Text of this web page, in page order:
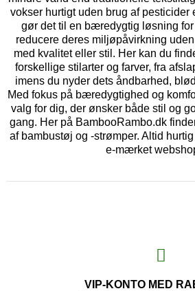
vokser hurtigt uden brug af pesticider
gør det til en bæredygtig løsning
reducere deres miljøpåvirkning
med kvalitet eller stil. Her kan du
forskellige stilarter og farver, fra
imens du nyder dets åndbarhed,
Med fokus på bæredygtighed og
valg for dig, der ønsker både stil og
gang. Her på BambooRambo.dk
af bambustøj og -strømper. Altid
e-mærket
VIP-KONTO MED